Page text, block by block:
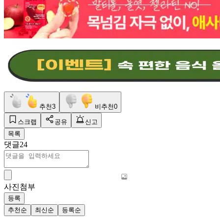
추천3 비추천0
스크랩 공유
신고
목록
댓글24
사진첨부
등록
추천순
최신순 등록순